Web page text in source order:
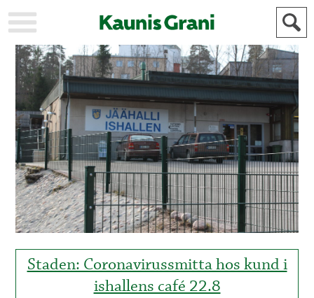
KAUPUNKI
STADEN
AJANKOHTAISTA
AKTUELLT
URHEILU
IDROTT
KULTTUURI
KULTUR
HISTORIA
HISTORIA
YLEINEN
ALLMÄN
MAINOSTAJILLE
FÖR
ANNONSÖRER
Staden: Coronavirussmitta hos kund i
ishallens café 22.8